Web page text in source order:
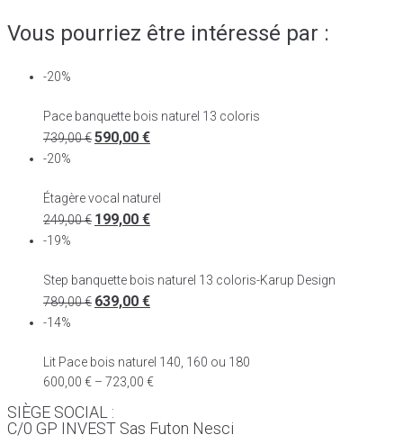
Vous pourriez être intéressé par :
-20%
Pace banquette bois naturel 13 coloris
739,00€590,00 €
-20%
Étagère vocal naturel
249,00€ 199,00 €
-19%
Step banquette bois naturel 13 coloris-Karup Design
789,00€ 639,00 €
-14%
Lit Pace bois naturel 140, 160 ou 180
600,00 € – 723,00 €
SIÈGE SOCIAL :
C/0 GP INVEST Sas Futon Nesci